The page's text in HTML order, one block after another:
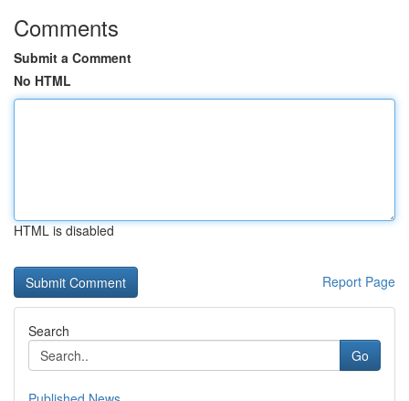
Comments
Submit a Comment
No HTML
HTML is disabled
Report Page
Search
Go